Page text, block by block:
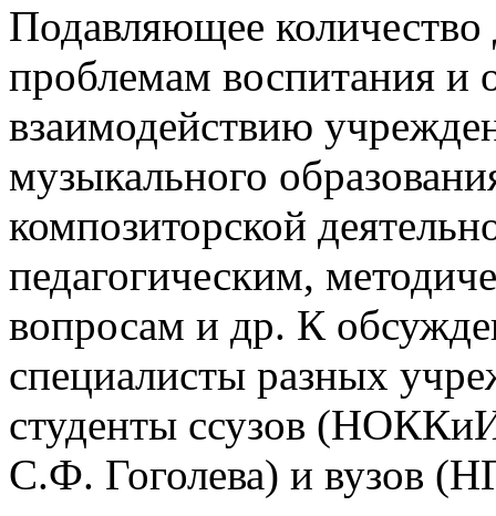
Подавляющее
проблемам воспитания и
взаимодействию
музыкального
композиторской
педагогическим,
вопросам и др. К
специалисты разных
студенты ссузов
С.Ф. Гоголева) и вузов